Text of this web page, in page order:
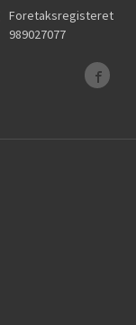
Foretaksregisteret
989027077